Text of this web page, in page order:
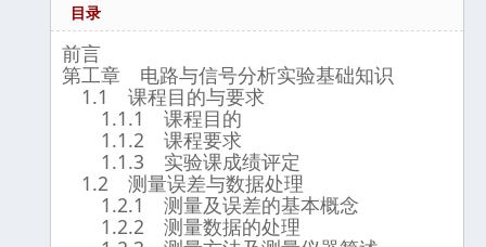
目录
前言
第工章 电路与信号分析实验基础知识
1.1 课程目的与要求
1.1.1 课程目的
1.1.2 课程要求
1.1.3 实验课成绩评定
1.2 测量误差与数据处理
1.2.1 测量及误差的基本概念
1.2.2 测量数据的处理